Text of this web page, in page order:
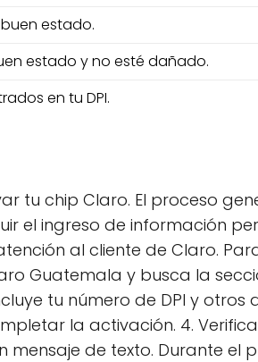
estado.
estado y no esté dañado.
en tu DPI.
tu chip Claro. El proceso
el ingreso de información
al cliente de Claro.
Guatemala y busca la
tu número de DPI y otros
la activación. 4.
de texto. Durante el